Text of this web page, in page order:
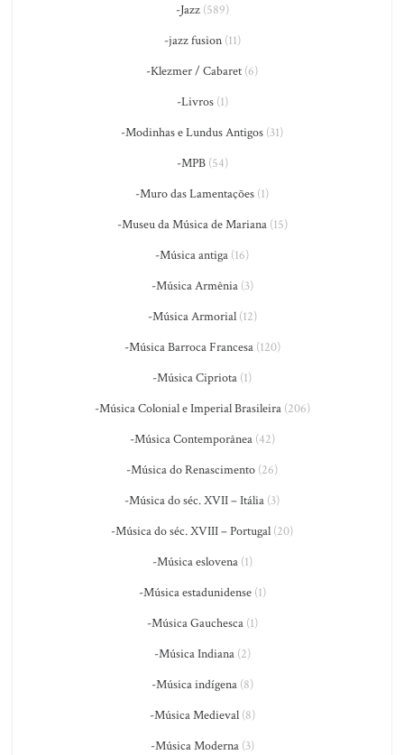
-Jazz(589)
-jazz fusion(11)
-Klezmer / Cabaret (6)
-Livros(1)
-Modinhas e Lundus Antigos (31)
-MPB(54)
-Muro das Lamentações (1)
-Museu da Música de Mariana(15)
-Música antiga (16)
-Música Armênia(3)
-Música Armorial(12)
-Música Barroca Francesa(120)
-Música Cipriota (1)
-Música Colonial e Imperial Brasileira(206)
-Música Contemporânea(42)
-Música do Renascimento (26)
-Música do séc. XVII – Itália (3)
-Música do séc. XVIII – Portugal (20)
-Música eslovena(1)
-Música estadunidense(1)
-Música Gauchesca(1)
-Música Indiana(2)
-Música indígena(8)
-Música Medieval(8)
-Música Moderna(3)